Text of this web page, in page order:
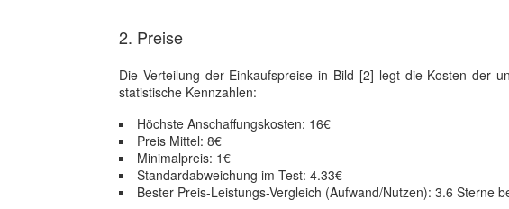
2. Preise
Die Verteilung der Einkaufspreise in Bild [2] legt die Kosten der
statistische Kennzahlen:
Höchste Anschaffungskosten: 16€
Preis Mittel: 8€
Minimalpreis: 1€
Standardabweichung im Test: 4.33€
Bester Preis-Leistungs-Vergleich (Aufwand/Nutzen): 3.6 Sterne